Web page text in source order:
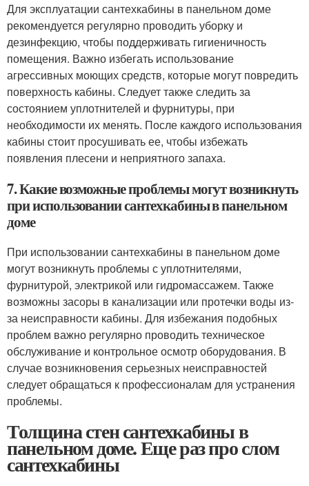
Для эксплуатации сантехкабины в панельном доме
рекомендуется регулярно проводить уборку и
дезинфекцию, чтобы поддерживать гигиеничность
помещения. Важно избегать использование
агрессивных моющих средств, которые могут повредить
поверхность кабины. Следует также следить за
состоянием уплотнителей и фурнитуры, при
необходимости их менять. После каждого использования
кабины стоит просушивать ее, чтобы избежать
появления плесени и неприятного запаха.
7. Какие возможные проблемы могут возникнуть
при использовании сантехкабины в панельном
доме
При использовании сантехкабины в панельном доме
могут возникнуть проблемы с уплотнителями,
фурнитурой, электрикой или гидромассажем. Также
возможны засоры в канализации или протечки воды из-
за неисправности кабины. Для избежания подобных
проблем важно регулярно проводить техническое
обслуживание и контрольное осмотр оборудования. В
случае возникновения серьезных неисправностей
следует обращаться к профессионалам для устранения
проблемы.
Толщина стен сантехкабины в
панельном доме. Еще раз про слом
сантехкабины